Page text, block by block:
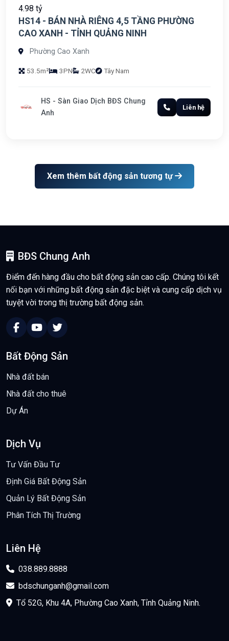
4.98 tỷ
HS14 - BÁN NHÀ RIÊNG 4,5 TẦNG PHƯỜNG
CAO XANH - TỈNH QUẢNG NINH
Phường Cao Xanh
53.5m² 3PN 2WC Tây Nam
HS - Sàn Giao Dịch BĐS Chung
Anh
Liên hệ
Xem thêm bất động sản tương tự
BĐS Chung Anh
Điểm đến hàng đầu cho bất động sản cao cấp. Chúng tôi kết
nối bạn với những bất động sản đặc biệt và cung cấp dịch vụ
tuyệt vời trong thị trường bất động sản.
Bất Động Sản
Nhà đất bán
Nhà đất cho thuê
Dự Án
Dịch Vụ
Tư Vấn Đầu Tư
Định Giá Bất Động Sản
Quản Lý Bất Động Sản
Phân Tích Thị Trường
Liên Hệ
038.889.8888
bdschunganh@gmail.com
Tổ 52G, Khu 4A, Phường Cao Xanh, Tỉnh Quảng Ninh.